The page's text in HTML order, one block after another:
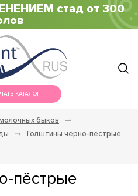
стад от 300
КАТАЛОГ
быков
Голштины чёрно-пёстрые
пёстрые